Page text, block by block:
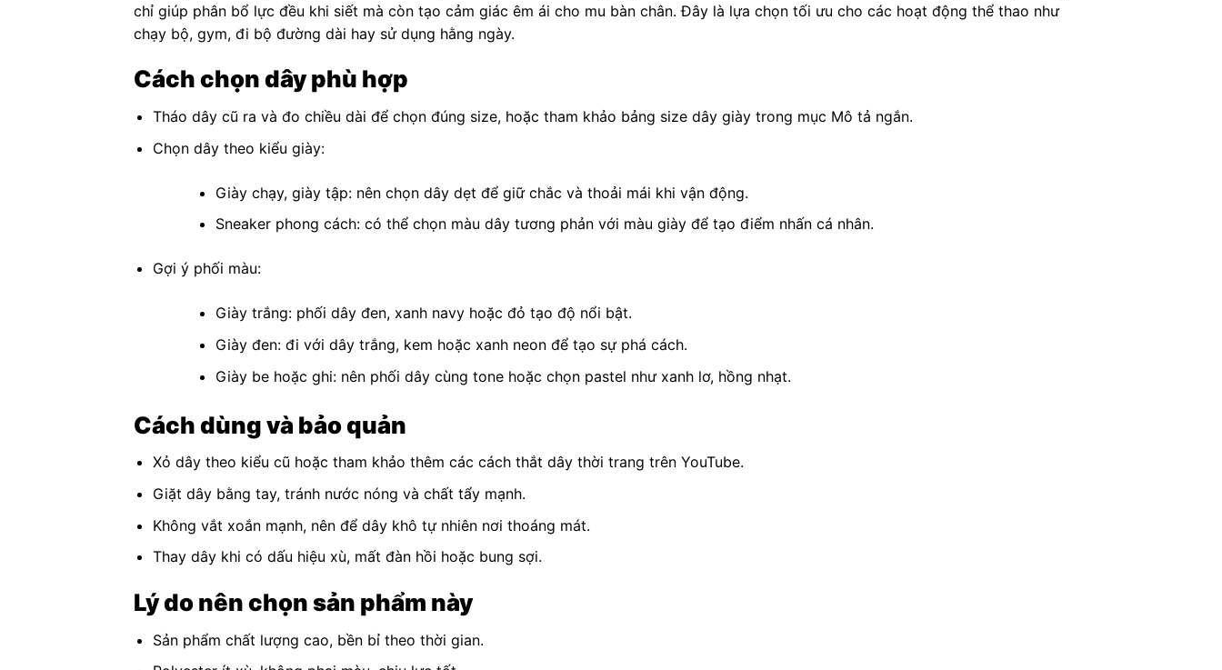
chỉ giúp phân bổ lực đều khi siết mà còn tạo cảm giác êm ái cho mu bàn chân. Đây là lựa chọn tối ưu cho các hoạt động thể thao như
chạy bộ, gym, đi bộ đường dài hay sử dụng hằng ngày.
Cách chọn dây phù hợp
Tháo dây cũ ra và đo chiều dài để chọn đúng size, hoặc tham khảo bảng size dây giày trong mục Mô tả ngắn.
Chọn dây theo kiểu giày:
Giày chạy, giày tập: nên chọn dây dẹt để giữ chắc và thoải mái khi vận động.
Sneaker phong cách: có thể chọn màu dây tương phản với màu giày để tạo điểm nhấn cá nhân.
Gợi ý phối màu:
Giày trắng: phối dây đen, xanh navy hoặc đỏ tạo độ nổi bật.
Giày đen: đi với dây trắng, kem hoặc xanh neon để tạo sự phá cách.
Giày be hoặc ghi: nên phối dây cùng tone hoặc chọn pastel như xanh lơ, hồng nhạt.
Cách dùng và bảo quản
Xỏ dây theo kiểu cũ hoặc tham khảo thêm các cách thắt dây thời trang trên YouTube.
Giặt dây bằng tay, tránh nước nóng và chất tẩy mạnh.
Không vắt xoắn mạnh, nên để dây khô tự nhiên nơi thoáng mát.
Thay dây khi có dấu hiệu xù, mất đàn hồi hoặc bung sợi.
Lý do nên chọn sản phẩm này
Sản phẩm chất lượng cao, bền bỉ theo thời gian.